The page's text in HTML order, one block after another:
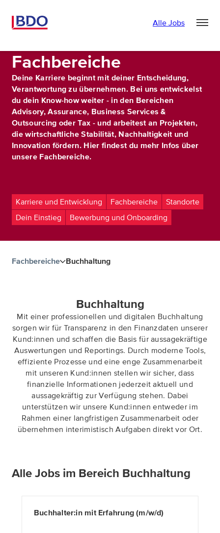
Alle Jobs
Fachbereiche
Deine Karriere beginnt mit deiner Entscheidung,
Verantwortung zu übernehmen. Bei uns entwickelst
du dein Know-how weiter - in den Bereichen
Advisory, Assurance, Business Services &
Outsourcing oder Tax - und arbeitest an Projekten,
die wirtschaftliche Stabilität, Nachhaltigkeit und
Innovation fördern. Hier findest du mehr Infos über
unsere Fachbereiche.
Dein Einstieg Bewerbung und Onboarding
Karriere und Entwicklung Fachbereiche Standorte
Fachbereiche Buchhaltung
Buchhaltung
Mit einer professionellen und digitalen Buchhaltung
sorgen wir für Transparenz in den Finanzdaten unserer
Kund:innen und schaffen die Basis für aussagekräftige
Auswertungen und Reportings. Durch moderne Tools,
effiziente Prozesse und eine enge Zusammenarbeit
mit unseren Kund:innen stellen wir sicher, dass
finanzielle Informationen jederzeit aktuell und
aussagekräftig zur Verfügung stehen. Dabei
unterstützen wir unsere Kund:innen entweder im
Rahmen einer langfristigen Zusammenarbeit oder
übernehmen interimistisch Aufgaben direkt vor Ort.
Alle Jobs im Bereich Buchhaltung
Buchhalter:in mit Erfahrung (m/w/d)